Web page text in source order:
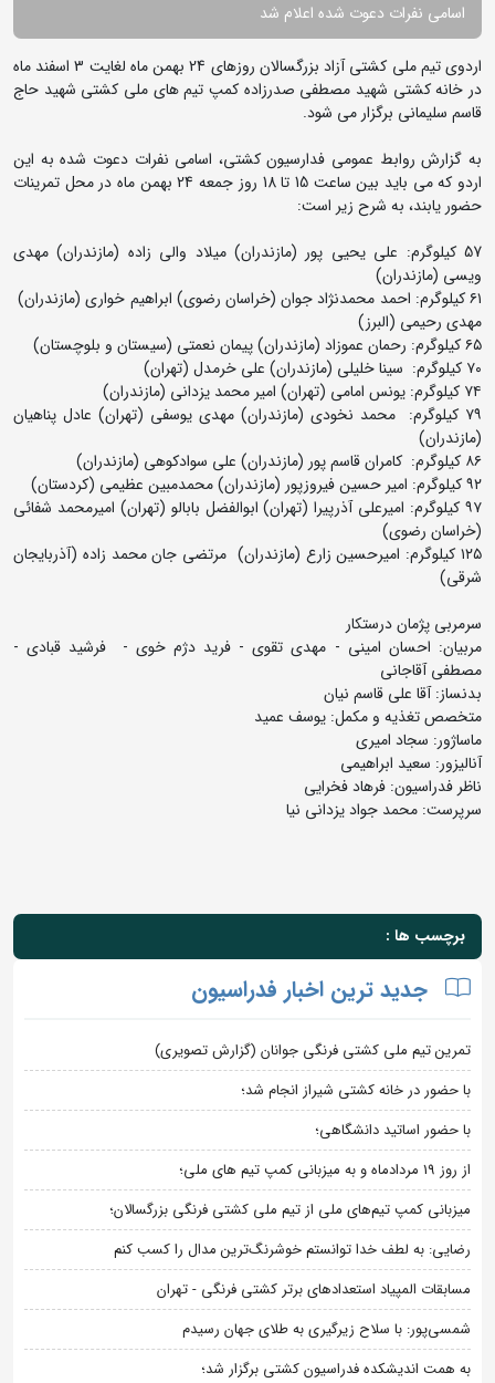
اسامی نفرات دعوت شده اعلام شد
اردوی تیم ملی کشتی آزاد بزرگسالان روزهای 24 بهمن ماه لغایت 3 اسفند ماه
در خانه کشتی شهید مصطفی صدرزاده کمپ تیم های ملی کشتی شهید حاج
قاسم سلیمانی برگزار می شود.
به گزارش روابط عمومی فدارسیون کشتی، اسامی نفرات دعوت شده به این
اردو که می باید بین ساعت 15 تا 18 روز جمعه 24 بهمن ماه در محل تمرینات
حضور یابند، به شرح زیر است:
57 کیلوگرم: علی یحیی پور (مازندران) میلاد والی زاده (مازندران) مهدی
ویسی (مازندران)
٦١ کیلوگرم: احمد محمدنژاد جوان (خراسان رضوی) ابراهیم خوارى (مازندران)
مهدى رحیمى (البرز)
٦٥ کیلوگرم: رحمان عموزاد (مازندران) پیمان نعمتى (سیستان و بلوچستان)
٧٠ کیلوگرم: سینا خلیلى (مازندران) على خرمدل (تهران)
٧٤ کیلوگرم: یونس امامى (تهران) امیر محمد یزدانى (مازندران)
٧٩ کیلوگرم: محمد نخودى (مازندران) مهدى یوسفى (تهران) عادل پناهیان
(مازندران)
٨٦ کیلوگرم: کامران قاسم پور (مازندران) على سوادکوهى (مازندران)
٩٢ کیلوگرم: امیر حسین فیروزپور (مازندران) محمدمبین عظیمى (کردستان)
٩٧ کیلوگرم: امیرعلى آذرپیرا (تهران) ابوالفضل بابالو (تهران) امیرمحمد شفائی
(خراسان رضوی)
١٢٥ کیلوگرم: امیرحسین زارع (مازندران) مرتضى جان محمد زاده (آذربایجان
شرقی)
سرمربى پژمان درستکار
مربیان: احسان امینى - مهدى تقوى - فرید دژم خوى - فرشید قبادى -
مصطفى آقاجانی
بدنساز: آقا على قاسم نیان
متخصص تغذیه و مکمل: یوسف عمید
ماساژور: سجاد امیرى
آنالیزور: سعید ابراهیمى
ناظر فدراسیون: فرهاد فخرایى
سرپرست: محمد جواد یزدانى نیا
برچسب ها :
جدید ترین اخبار فدراسیون
تمرین تیم ملی کشتی فرنگی جوانان (گزارش تصویری)
با حضور در خانه کشتی شیراز انجام شد؛
با حضور اساتید دانشگاهی؛
از روز 19 مردادماه و به میزبانی کمپ تیم های ملی؛
میزبانی کمپ تیم‌های ملی از تیم ملی کشتی فرنگی بزرگسالان؛
رضایی: به لطف خدا توانستم خوشرنگ‌ترین مدال را کسب کنم
مسابقات المپیاد استعدادهای برتر کشتی فرنگی - تهران
شمسی‌پور: با سلاح زیرگیری به طلای جهان رسیدم
به همت اندیشکده فدراسیون کشتی برگزار شد؛